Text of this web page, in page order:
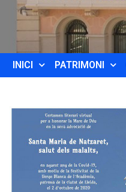
INICI PATRIMONI